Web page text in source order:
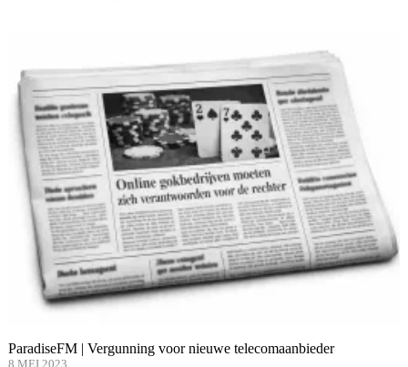
ParadiseFM | Vergunning voor nieuwe telecomaanbieder
8 MEI 2023